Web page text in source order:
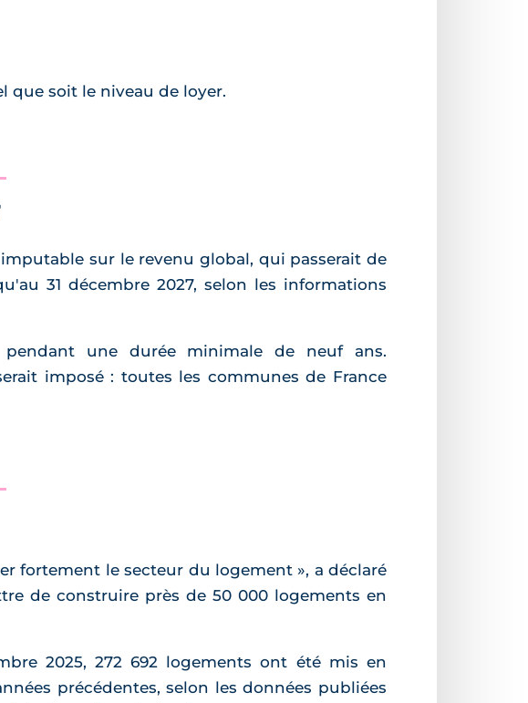
que soit le niveau de loyer.
sur le revenu global, qui passerait de
31 décembre 2027, selon les informations
une durée minimale de neuf ans.
imposé : toutes les communes de France
fortement le secteur du logement », a déclaré
de construire près de 50 000 logements en
2025, 272 692 logements ont été mis en
précédentes, selon les données publiées